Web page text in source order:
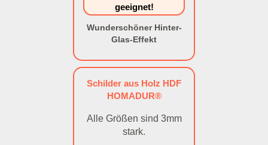
geeignet!
Wunderschöner Hinter-
Glas-Effekt
Schilder aus Holz HDF
HOMADUR®
Alle Größen sind 3mm
stark.